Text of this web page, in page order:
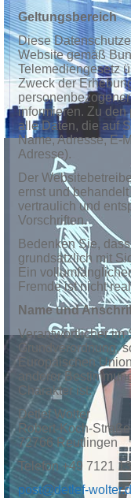
Geltungsbereich
Diese
Website gemäß
Telemediengesetz
Zweck der
informieren. Zu
alle Daten, die auf
Name, Adresse, E-
Adresse).
Der
ernst und
vertraulich und
Vorschriften.
Bedenken Sie,
grundsätzlich mit
Ein
Fremde ist nicht
Name und
Verantwortlicher im
Grundverordnung,
Europäischen
anderer
Charakter ist:
Detlef Wolter
Robert-Koch-
72766 Reutlingen
Telefon +49 7121
post@detlef-